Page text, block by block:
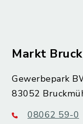
Markt
Gewerbepark
83052
08062 59-0